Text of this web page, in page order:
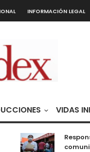
INFORMACIÓN LEGAL
VIDAS